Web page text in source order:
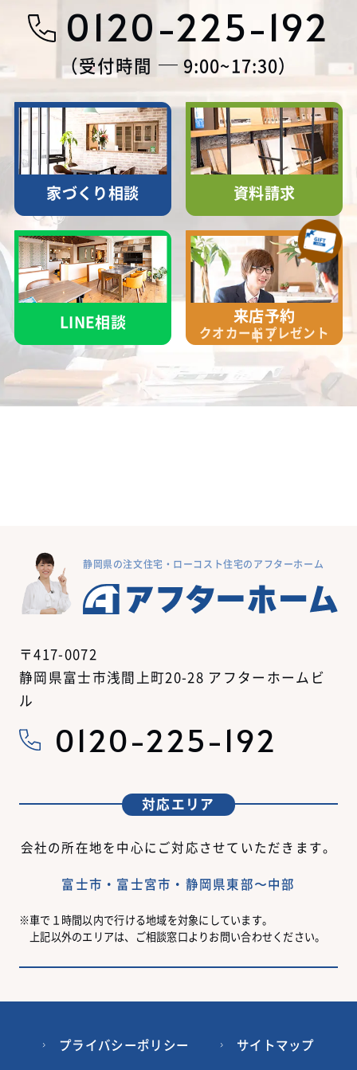
0120-225-192
受付時間 9:00~17:30
家づくり相談 資料請求
LINE相談 来店予約
クオカードプレゼント
中！
静岡県の注文住宅・ローコスト住宅のアフターホーム
〒417-0072
静岡県富士市浅間上町20-28 アフターホームビ
ル
0120-225-192
対応エリア
会社の所在地を中心にご対応させていただきます。
富士市・富士宮市・静岡県東部〜中部
車で１時間以内で行ける地域を対象にしています。
上記以外のエリアは、ご相談窓口よりお問い合わせください。
プライバシーポリシー サイトマップ